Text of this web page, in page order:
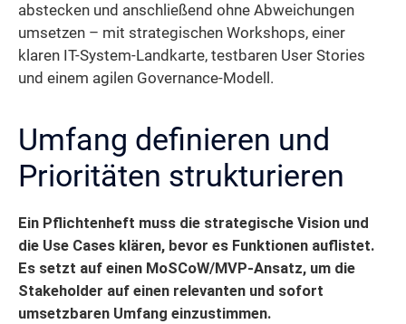
abstecken und anschließend ohne Abweichungen
umsetzen – mit strategischen Workshops, einer
klaren IT-System-Landkarte, testbaren User Stories
und einem agilen Governance-Modell.
Umfang definieren und
Prioritäten strukturieren
Ein Pflichtenheft muss die strategische Vision und
die Use Cases klären, bevor es Funktionen auflistet.
Es setzt auf einen MoSCoW/MVP-Ansatz, um die
Stakeholder auf einen relevanten und sofort
umsetzbaren Umfang einzustimmen.